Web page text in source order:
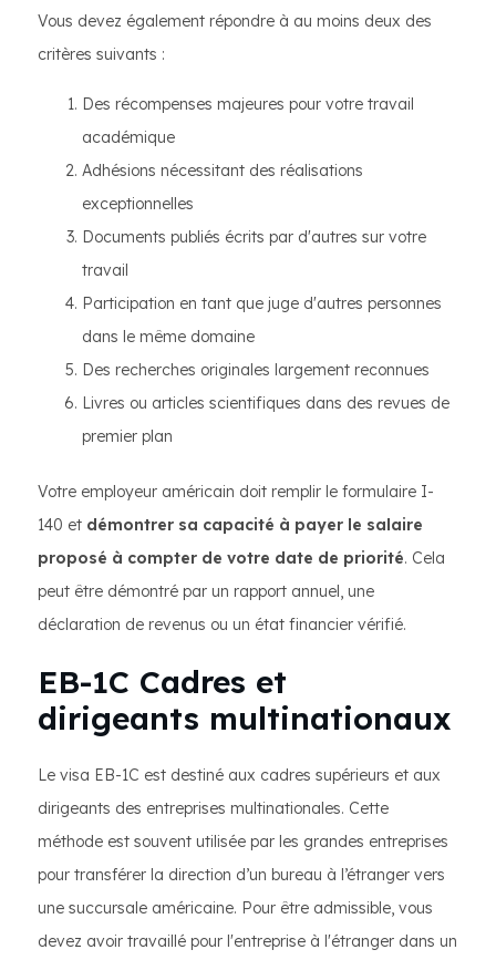
Vous devez également répondre à au moins deux des
critères suivants :
Des récompenses majeures pour votre travail
académique
Adhésions nécessitant des réalisations
exceptionnelles
Documents publiés écrits par d'autres sur votre
travail
Participation en tant que juge d'autres personnes
dans le même domaine
Des recherches originales largement reconnues
Livres ou articles scientifiques dans des revues de
premier plan
Votre employeur américain doit remplir le formulaire I-
140 et démontrer sa capacité à payer le salaire
proposé à compter de votre date de priorité. Cela
peut être démontré par un rapport annuel, une
déclaration de revenus ou un état financier vérifié.
EB-1C Cadres et
dirigeants multinationaux
Le visa EB-1C est destiné aux cadres supérieurs et aux
dirigeants des entreprises multinationales. Cette
méthode est souvent utilisée par les grandes entreprises
pour transférer la direction d’un bureau à l’étranger vers
une succursale américaine. Pour être admissible, vous
devez avoir travaillé pour l'entreprise à l'étranger dans un